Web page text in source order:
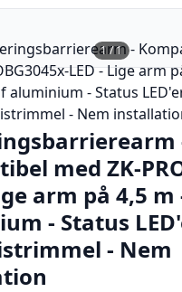
1/1
med ZK-
arm på 4,5
- Status
- Nem